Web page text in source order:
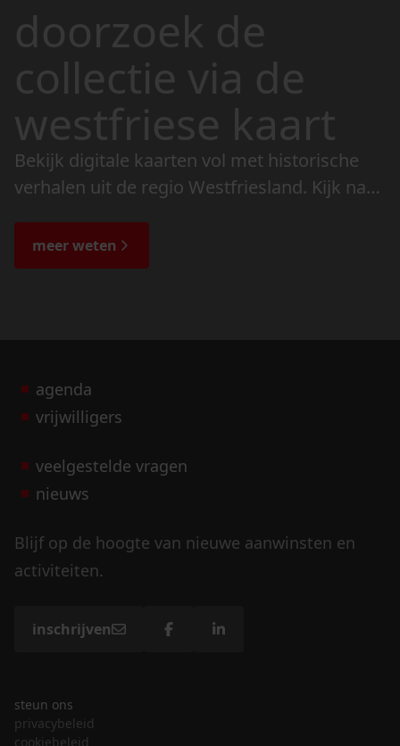
doorzoek de
collectie via de
westfriese kaart
Bekijk digitale kaarten vol met historische
verhalen uit de regio Westfriesland. Kijk naar
de bijzondere verhalen.
meer weten
agenda
vrijwilligers
veelgestelde vragen
nieuws
Blijf op de hoogte van nieuwe aanwinsten en
activiteiten.
inschrijven
steun ons
privacybeleid
cookiebeleid